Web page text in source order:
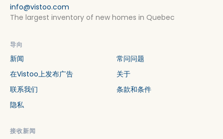
info@vistoo.com
The largest inventory of new homes in Quebec
导向
新闻
常问问题
在Vistoo上发布广告
关于
联系我们
条款和条件
隐私
接收新闻